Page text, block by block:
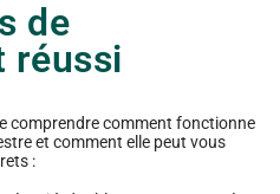
de
réussi
comprendre comment fonctionne
et comment elle peut vous
: